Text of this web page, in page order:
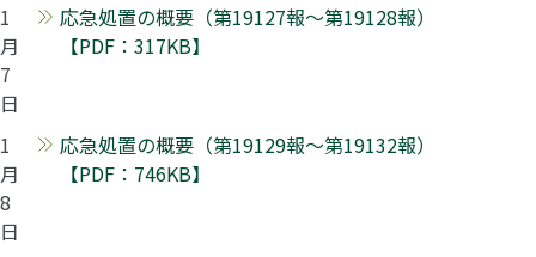
1
月
7
日
応急処置の概要（第19127報～第19128報）
【PDF：317KB】
1
月
8
日
応急処置の概要（第19129報～第19132報）
【PDF：746KB】